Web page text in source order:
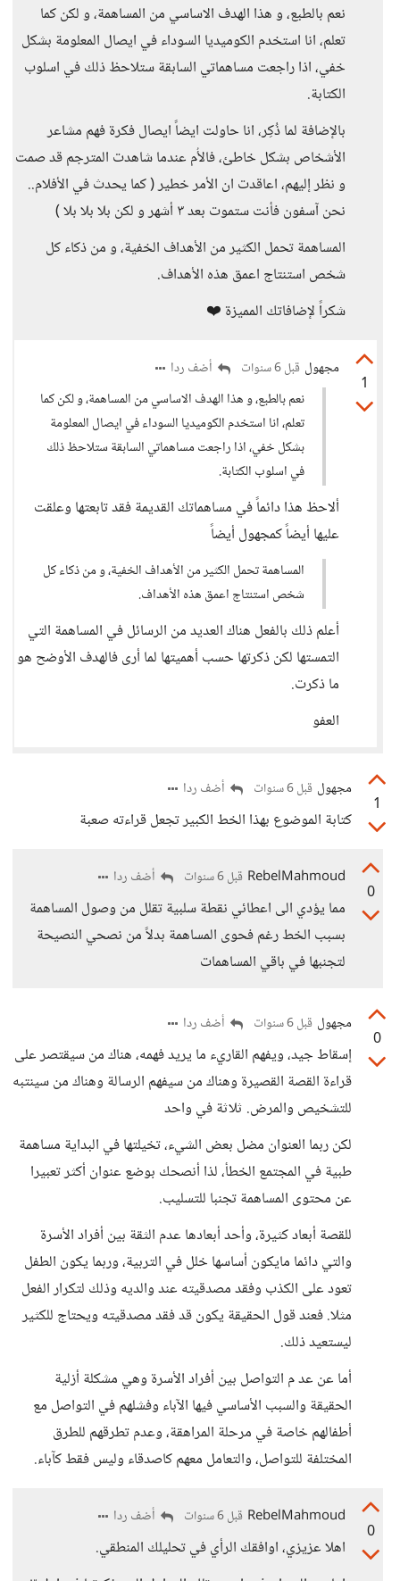
نعم بالطبع، و هذا الهدف الاساسي من المساهمة، و لكن كما
تعلم، انا استخدم الكوميديا السوداء في ايصال المعلومة بشكل
خفي، اذا راجعت مساهماتي السابقة ستلاحظ ذلك في اسلوب
الكتابة.
بالإضافة لما ذُكِر، انا حاولت ايضاً ايصال فكرة فهم مشاعر
الأشخاص بشكل خاطئ، فالأُم عندما شاهدت المترجم قد صمت
و نظر إليهم، اعاقدت ان الأمر خطير ( كما يحدث في الأفلام..
نحن آسفون فأنت ستموت بعد ٣ أشهر و لكن بلا بلا بلا )
المساهمة تحمل الكثير من الأهداف الخفية، و من ذكاء كل
شخص استنتاج اعمق هذه الأهداف.
شكراً لإضافاتك المميزة ⁦❤️⁩
1
مجهول قبل 6 سنوات
أضف ردا
نعم بالطبع، و هذا الهدف الاساسي من المساهمة، و لكن كما
تعلم، انا استخدم الكوميديا السوداء في ايصال المعلومة
بشكل خفي، اذا راجعت مساهماتي السابقة ستلاحظ ذلك
في اسلوب الكتابة.
ألاحظ هذا دائماً في مساهماتك القديمة فقد تابعتها وعلقت
عليها أيضاً كمجهول أيضاً
المساهمة تحمل الكثير من الأهداف الخفية، و من ذكاء كل
شخص استنتاج اعمق هذه الأهداف.
أعلم ذلك بالفعل هناك العديد من الرسائل في المساهمة التي
التمستها لكن ذكرتها حسب أهميتها لما أرى فالهدف الأوضح هو
ما ذكرت.
العفو
1
مجهول قبل 6 سنوات أضف ردا
كتابة الموضوع بهذا الخط الكبير تجعل قراءته صعبة
0
RebelMahmoud قبل 6 سنوات أضف ردا
مما يؤدي الى اعطائي نقطة سلبية تقلل من وصول المساهمة
بسبب الخط رغم فحوى المساهمة بدلاً من نصحي النصيحة
لتجنبها في باقي المساهمات
0
مجهول قبل 6 سنوات أضف ردا
إسقاط جيد، ويفهم القاريء ما يريد فهمه، هناك من سيقتصر على
قراءة القصة القصيرة وهناك من سيفهم الرسالة وهناك من سينتبه
للتشخيص والمرض. ثلاثة في واحد
لكن ربما العنوان مضل بعض الشيء، تخيلتها في البداية مساهمة
طبية في المجتمع الخطأ، لذا أنصحك بوضع عنوان أكثر تعبيرا
عن محتوى المساهمة تجنبا للتسليب.
للقصة أبعاد كثيرة، وأحد أبعادها عدم الثقة بين أفراد الأسرة
والتي دائما مايكون أساسها خلل في التربية، وربما يكون الطفل
تعود على الكذب وفقد مصدقيته عند والديه وذلك لتكرار الفعل
مثلا. فعند قول الحقيقة يكون قد فقد مصدقيته ويحتاج للكثير
ليستعيد ذلك.
أما عن عد م التواصل بين أفراد الأسرة وهي مشكلة أزلية
الحقيقة والسبب الأساسي فيها الآباء وفشلهم في التواصل مع
أطفالهم خاصة في مرحلة المراهقة، وعدم تطرقهم للطرق
المختلفة للتواصل، والتعامل معهم كاصدقاء وليس فقط كآباء.
0
RebelMahmoud قبل 6 سنوات أضف ردا
اهلا عزيزي، اوافقك الرأي في تحليلك المنطقي.